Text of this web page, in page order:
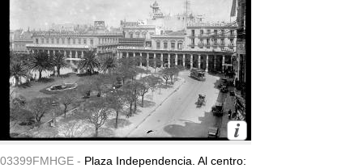
03399FMHGE - Plaza Independencia. Al centro: